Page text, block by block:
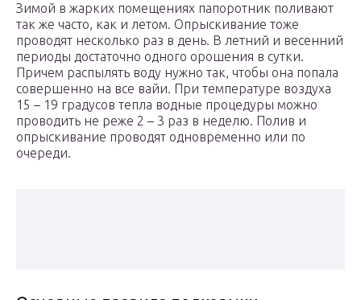
Зимой в жарких помещениях папоротник поливают
так же часто, как и летом. Опрыскивание тоже
проводят несколько раз в день. В летний и весенний
периоды достаточно одного орошения в сутки.
Причем распылять воду нужно так, чтобы она попала
совершенно на все вайи. При температуре воздуха
15 – 19 градусов тепла водные процедуры можно
проводить не реже 2 – 3 раз в неделю. Полив и
опрыскивание проводят одновременно или по
очереди.